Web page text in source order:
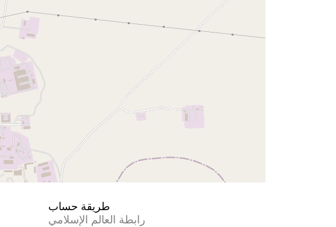
طريقة حساب
رابطة العالم الإسلامي